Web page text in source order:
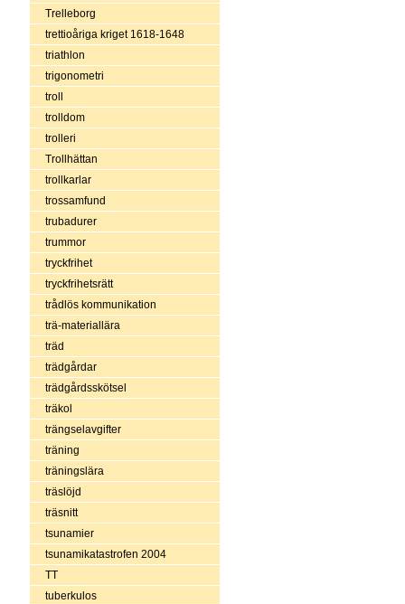
Trelleborg
trettioåriga kriget 1618-1648
triathlon
trigonometri
troll
trolldom
trolleri
Trollhättan
trollkarlar
trossamfund
trubadurer
trummor
tryckfrihet
tryckfrihetsrätt
trådlös kommunikation
trä-materiallära
träd
trädgårdar
trädgårdsskötsel
träkol
trängselavgifter
träning
träningslära
träslöjd
träsnitt
tsunamier
tsunamikatastrofen 2004
TT
tuberkulos